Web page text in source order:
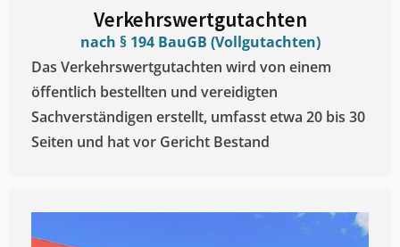
Verkehrswertgutachten
nach § 194 BauGB (Vollgutachten)
Das Verkehrswertgutachten wird von einem
öffentlich bestellten und vereidigten
Sachverständigen erstellt, umfasst etwa 20 bis 30
Seiten und hat vor Gericht Bestand